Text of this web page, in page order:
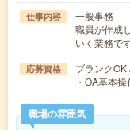
仕事内容
一般事務
職員が作成
いく業務で
応募資格
ブランク
・OA基本
職場の雰囲気